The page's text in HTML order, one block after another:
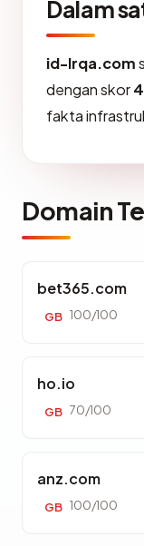
Dalam
id-lrqa.com
dengan skor
fakta
Domain
bet365.com
GB 100/100
ho.io
GB 70/100
anz.com
GB 100/100